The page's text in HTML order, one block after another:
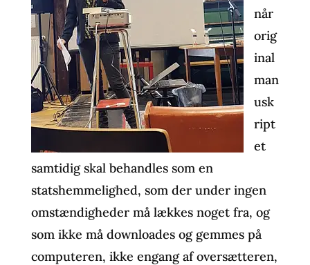
når
orig
inal
man
usk
ript
et
samtidig skal behandles som en
statshemmelighed, som der under ingen
omstændigheder må lækkes noget fra, og
som ikke må downloades og gemmes på
computeren, ikke engang af oversætteren,